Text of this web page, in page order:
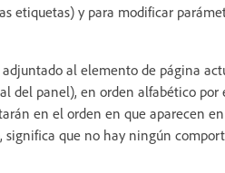
etiquetas) y para modificar
al elemento de página
del panel), en orden alfabético por
en el orden en que aparecen
que no hay ningún